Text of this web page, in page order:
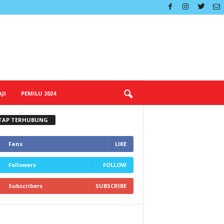
PEMILU 2024
TERHUBUNG
Fans LIKE
Followers FOLLOW
Subscribers SUBSCRIBE